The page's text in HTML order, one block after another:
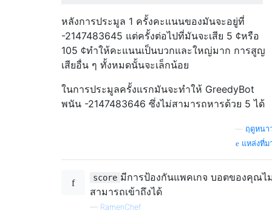
หลังการประมูล 1 ครั้งคะแนนของมันจะอยู่ที่
-2147483645 แต่ครั้งต่อไปที่มันจะเสีย 5 ¢หรือ
105 ¢ทำให้คะแนนเป็นบวกและใหญ่มาก การสูญ
เสียอื่น ๆ ทั้งหมดนั้นจะเล็กน้อย
ในการประมูลครั้งแรกมันจะทำให้ GreedyBot
พนัน -2147483646 ซึ่งไม่สามารถหารด้วย 5 ได้
ฤดูหนา
แหล่งที่ม
score มีการป้องกันแพคเกจ บอตของคุณไ
สามารถเข้าถึงได้
— RamenChef